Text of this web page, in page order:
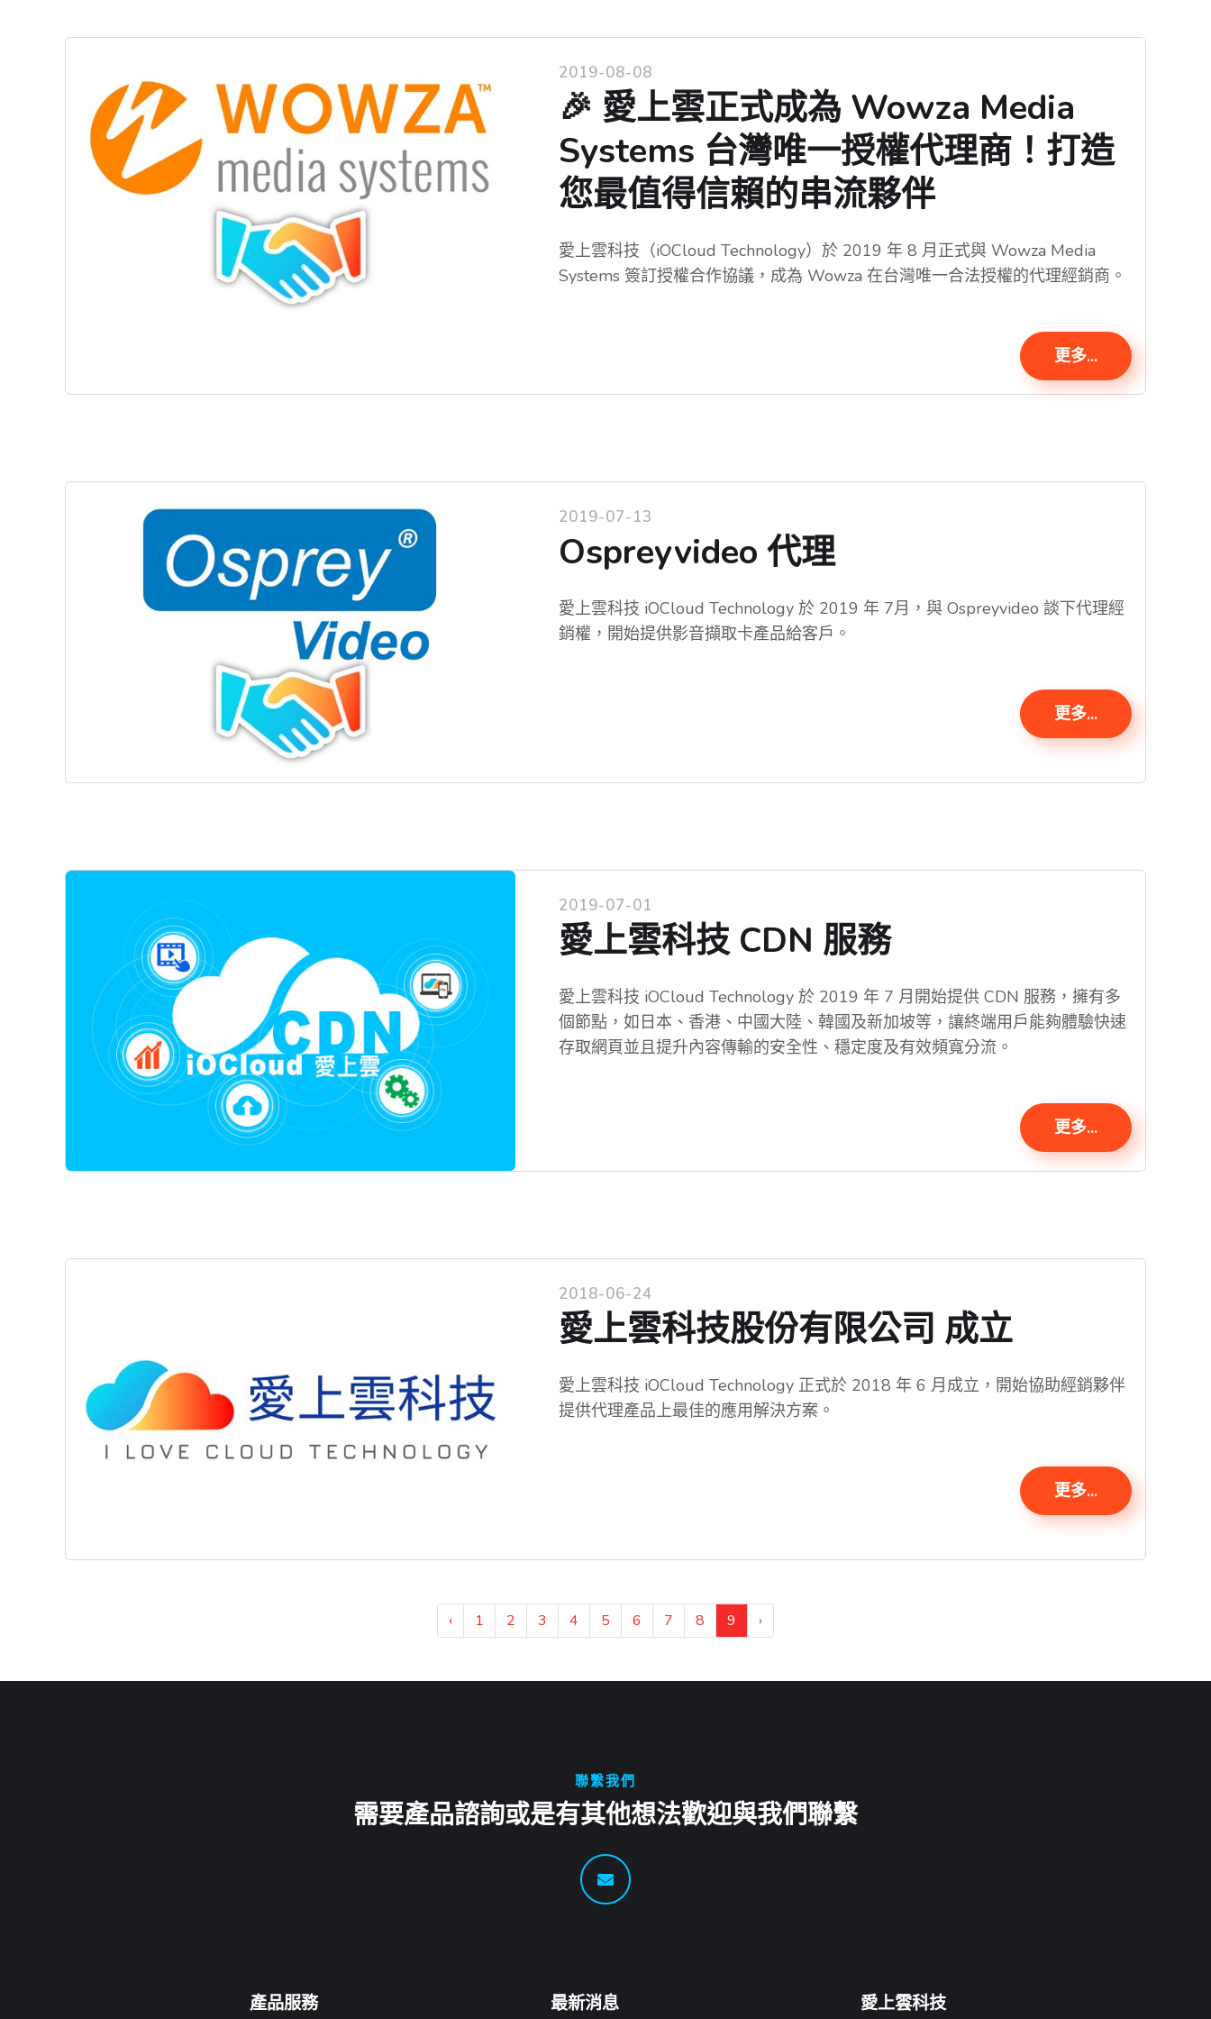
2019-08-08
🎉 愛上雲正式成為 Wowza Media
Systems 台灣唯一授權代理商！打造
您最值得信賴的串流夥伴
愛上雲科技（iOCloud Technology）於 2019 年 8 月正式與 Wowza Media
Systems 簽訂授權合作協議，成為 Wowza 在台灣唯一合法授權的代理經銷商。
更多...
2019-07-13
Ospreyvideo 代理
愛上雲科技 iOCloud Technology 於 2019 年 7月，與 Ospreyvideo 談下代理經
銷權，開始提供影音擷取卡產品給客戶。
更多...
2019-07-01
愛上雲科技 CDN 服務
愛上雲科技 iOCloud Technology 於 2019 年 7 月開始提供 CDN 服務，擁有多
個節點，如日本、香港、中國大陸、韓國及新加坡等，讓終端用戶能夠體驗快速
存取網頁並且提升內容傳輸的安全性、穩定度及有效頻寬分流。
更多...
2018-06-24
愛上雲科技股份有限公司 成立
愛上雲科技 iOCloud Technology 正式於 2018 年 6 月成立，開始協助經銷夥伴
提供代理產品上最佳的應用解決方案。
更多...
‹ 1 2 3 4 5 6 7 8 9 ›
聯繫我們
需要產品諮詢或是有其他想法歡迎與我們聯繫
產品服務 最新消息 愛上雲科技